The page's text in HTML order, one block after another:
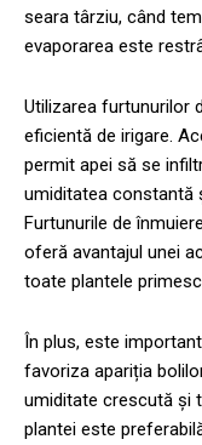
seara târziu, când
evaporarea este
Utilizarea furtunurilor
eficientă de irigare.
permit apei să se
umiditatea constantă
Furtunurile de
oferă avantajul unei
toate plantele
În plus, este
favoriza apariția
umiditate crescută și
plantei este